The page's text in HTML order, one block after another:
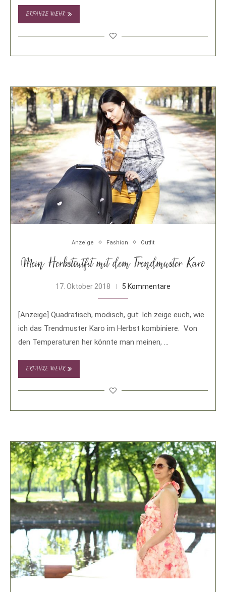
ERFAHRE MEHR
Anzeige Fashion Outfit
Mein Herbstoutfit mit dem Trendmuster Karo
17. Oktober 2018 5 Kommentare
[Anzeige] Quadratisch, modisch, gut: Ich zeige euch, wie
ich das Trendmuster Karo im Herbst kombiniere. Von
den Temperaturen her könnte man meinen, …
ERFAHRE MEHR